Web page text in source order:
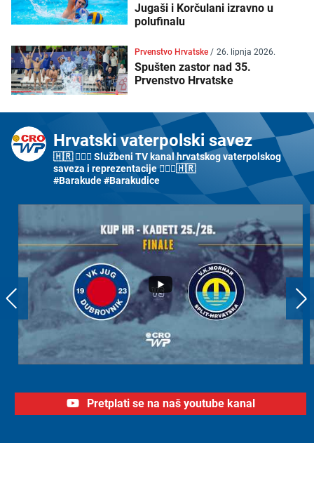
Jugaši i Korčulani izravno u
polufinalu
Prvenstvo Hrvatske / 26. lipnja 2026.
Spušten zastor nad 35.
Prvenstvo Hrvatske
Hrvatski vaterpolski savez
🇭🇷 🤽🏼‍♂️ Službeni TV kanal hrvatskog vaterpolskog
saveza i reprezentacije 🤽🏼‍♀️🇭🇷
#Barakude #Barakudice
Pretplati se na naš youtube kanal